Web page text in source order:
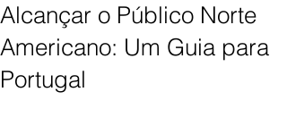
Alcançar o Público Norte
Americano: Um Guia para
Portugal